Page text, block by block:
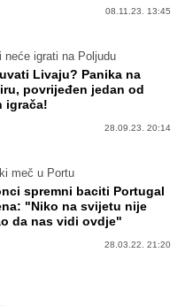
08.11.23. 13:45
neće igrati na Poljudu
Livaju? Panika na
povrijeđen jedan od
igrača!
28.09.23. 20:14
meč u Portu
spremni baciti Portugal
"Niko na svijetu nije
da nas vidi ovdje"
28.03.22. 21:20